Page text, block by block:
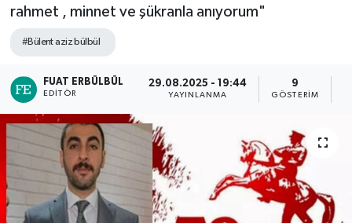
rahmet , minnet ve şükranla anıyorum"
#Bülent aziz bülbül
FUAT ERBÜLBÜL
EDITÖR
29.08.2025 - 19:44
YAYINLANMA
9
GÖSTERIM